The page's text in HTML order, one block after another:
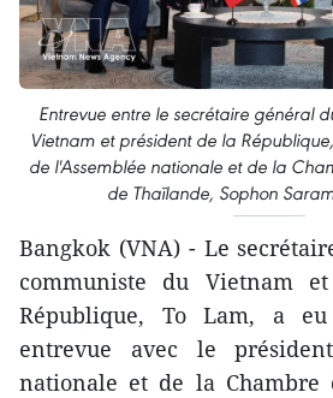
Entrevue entre le secrétaire général
Vietnam et président de la
de l'Assemblée nationale et de la
de Thaïlande, Sophon
Bangkok (VNA) - Le
communiste du Vietnam
République, To Lam, a
entrevue avec le
nationale et de la Chambre